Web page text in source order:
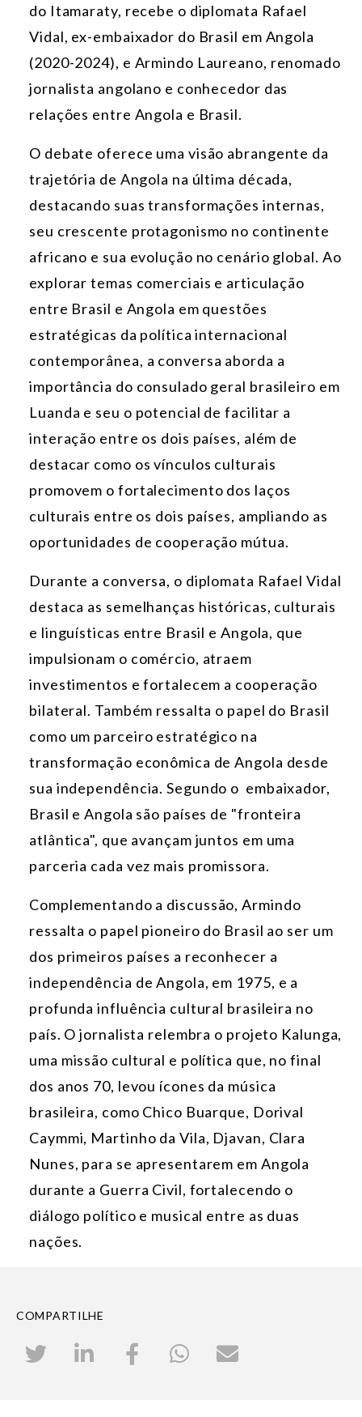
do Itamaraty, recebe o diplomata Rafael
Vidal, ex-embaixador do Brasil em Angola
(2020-2024), e Armindo Laureano, renomado
jornalista angolano e conhecedor das
relações entre Angola e Brasil.
O debate oferece uma visão abrangente da
trajetória de Angola na última década,
destacando suas transformações internas,
seu crescente protagonismo no continente
africano e sua evolução no cenário global. Ao
explorar temas comerciais e articulação
entre Brasil e Angola em questões
estratégicas da política internacional
contemporânea, a conversa aborda a
importância do consulado geral brasileiro em
Luanda e seu o potencial de facilitar a
interação entre os dois países, além de
destacar como os vínculos culturais
promovem o fortalecimento dos laços
culturais entre os dois países, ampliando as
oportunidades de cooperação mútua.
Durante a conversa, o diplomata Rafael Vidal
destaca as semelhanças históricas, culturais
e linguísticas entre Brasil e Angola, que
impulsionam o comércio, atraem
investimentos e fortalecem a cooperação
bilateral. Também ressalta o papel do Brasil
como um parceiro estratégico na
transformação econômica de Angola desde
sua independência. Segundo o embaixador,
Brasil e Angola são países de "fronteira
atlântica", que avançam juntos em uma
parceria cada vez mais promissora.
Complementando a discussão, Armindo
ressalta o papel pioneiro do Brasil ao ser um
dos primeiros países a reconhecer a
independência de Angola, em 1975, e a
profunda influência cultural brasileira no
país. O jornalista relembra o projeto Kalunga,
uma missão cultural e política que, no final
dos anos 70, levou ícones da música
brasileira, como Chico Buarque, Dorival
Caymmi, Martinho da Vila, Djavan, Clara
Nunes, para se apresentarem em Angola
durante a Guerra Civil, fortalecendo o
diálogo político e musical entre as duas
nações.
COMPARTILHE